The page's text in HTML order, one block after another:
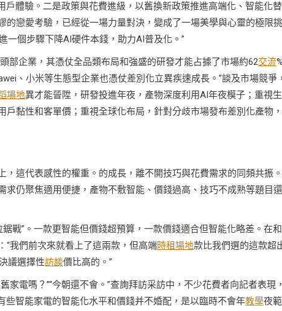
體驗。二是政策與花費進級，以舊換新政策推進高端化、智能化替
戀愛考驗，已經從一場力量對決，變成了一場美學與心靈的極限挑
一個步驟下降AI硬件本錢，助力AI普及化。”
部企業，其憑仗全品類布局和強盛的研發才能占據了市場約62交流%
、小米等生態型企業也憑仗差別化立異疾速成長。”談及市場競爭，
場地異才能晉陞，研發投進年夜，產物深度利用AI年夜模子；重視
黏性和客單價；重視全球化布局，針對分歧市場發布差別化產物
這代表感性的權重。的成長，離不開技巧與花費需求的同頻共振
仍聚焦適用便捷，產物不敷智能、價錢過高、技巧不成熟等題目
戰”。一款更智能但價錢超預算，一款價錢適合但智能化略差。在
“我們前次來就看上了這兩款，但高端時租場地款比我們選的這款超
議選擇性訪談價比高的。”
家電嗎？”“今朝還不會。”查詢拜訪采訪中，不少花費者向記者表現，
些智能家電的智能化水平和價錢并不婚配，是以臨時不會年教學夜